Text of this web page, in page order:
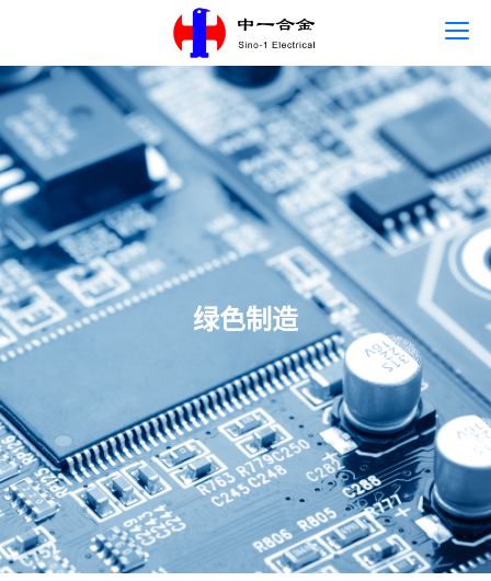
首页
语言
关于中一
主营产品
新闻中心
人才发展
可持续发展
搜索
绿色制造